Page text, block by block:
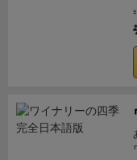
ティ」の仕
け遊んだプ
遊評:☆9
¥